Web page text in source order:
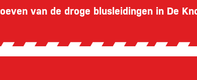
van de droge blusleidingen in De